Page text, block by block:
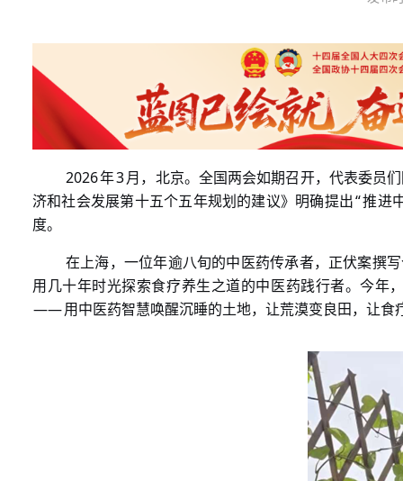
2026年3 月，北京。全国两会如期召开，代表委员
济和社会发展第十五个五年规划的建议》明确提出“推进
度。
在上海，一位年逾八旬的中医药传承者，正伏案撰
用几十年时光探索食疗养生之道的中医药践行者。今年
——用中医药智慧唤醒沉睡的土地，让荒漠变良田，让食